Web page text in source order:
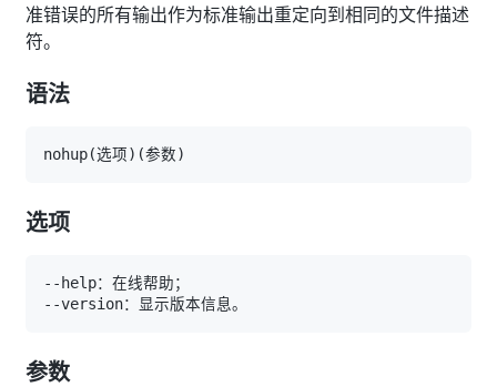
准错误的所有输出作为标准输出重定向到相同的文件描述
符。
语法
nohup(选项) (参数)
选项
参数